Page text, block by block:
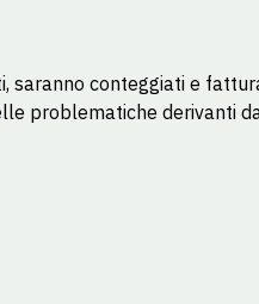
saranno conteggiati e
problematiche derivanti